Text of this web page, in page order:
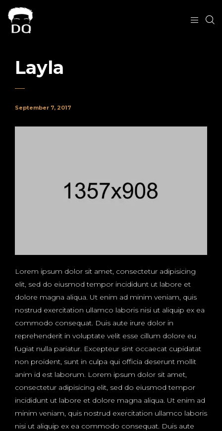
Layla
September 7, 2017
Lorem ipsum dolor sit amet, consectetur adipisicing
elit, sed do eiusmod tempor incididunt ut labore et
dolore magna aliqua. Ut enim ad minim veniam, quis
nostrud exercitation ullamco laboris nisi ut aliquip ex ea
commodo consequat. Duis aute irure dolor in
reprehenderit in voluptate velit esse cillum dolore eu
fugiat nulla pariatur. Excepteur sint occaecat cupidatat
non proident, sunt in culpa qui officia deserunt mollit
anim id est laborum. Lorem ipsum dolor sit amet,
consectetur adipisicing elit, sed do eiusmod tempor
incididunt ut labore et dolore magna aliqua. Ut enim ad
minim veniam, quis nostrud exercitation ullamco laboris
nisi ut aliquip ex ea commodo consequat. Duis aute